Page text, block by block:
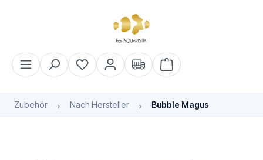
Warenkorb enthält 0
Zubehör Nach Hersteller Bubble Magus